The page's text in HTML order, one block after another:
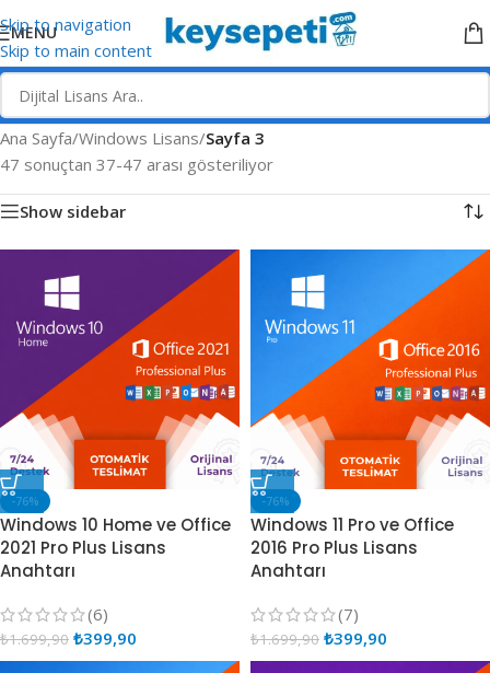
Skip to navigation
Skip to main content
MENU
Ana Sayfa/Windows Lisans/Sayfa 3
47 sonuçtan 37-47 arası gösteriliyor
Show sidebar
-76%
Windows 10 Home ve Office
2021 Pro Plus Lisans
Anahtarı
(6)
₺1.699,90 ₺399,90
-76%
Windows 11 Pro ve Office
2016 Pro Plus Lisans
Anahtarı
(7)
₺1.699,90 ₺399,90